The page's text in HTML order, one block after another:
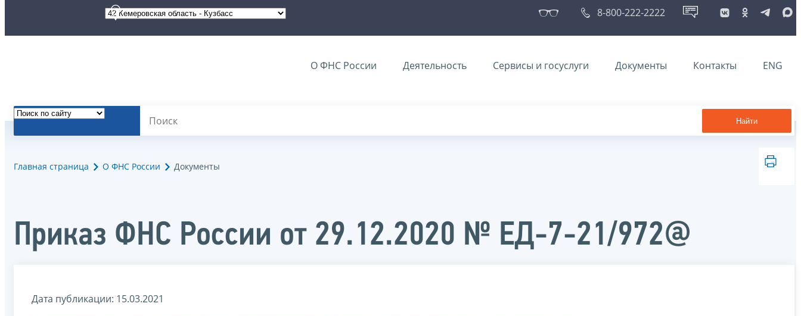
8-800-222-2222
О ФНС России Деятельность Сервисы и госуслуги Документы Контакты ENG
Найти
Главная страница О ФНС России Документы
Приказ ФНС России от 29.12.2020 № ЕД-7-21/972@
Дата публикации: 15.03.2021